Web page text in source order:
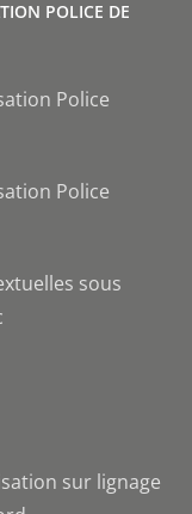
POLICE DE
Police
Police
sous
sur lignage